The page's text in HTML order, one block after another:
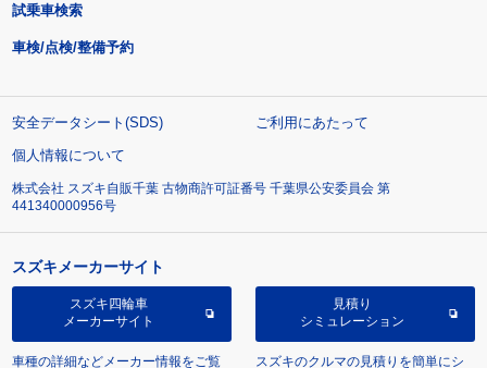
試乗車検索
車検/点検/整備予約
安全データシート(SDS)
ご利用にあたって
個人情報について
株式会社 スズキ自販千葉 古物商許可証番号 千葉県公安委員会 第
441340000956号
スズキメーカーサイト
スズキ四輪車
メーカーサイト
車種の詳細などメーカー情報をご覧
見積り
シミュレーション
スズキのクルマの見積りを簡単にシ